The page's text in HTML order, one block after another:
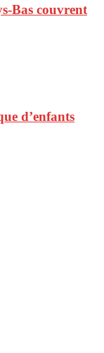
Bas couvrent
d’enfants